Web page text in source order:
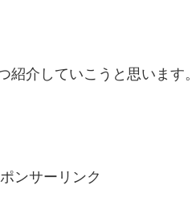
介していこうと思います。
ンサーリンク